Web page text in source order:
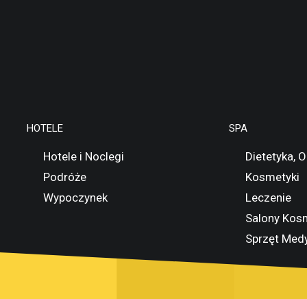
HOTELE
Hotele i Noclegi
Podróże
Wypoczynek
SPA
Dietetyka,
Kosmetyki
Leczenie
Salony
Sprzęt